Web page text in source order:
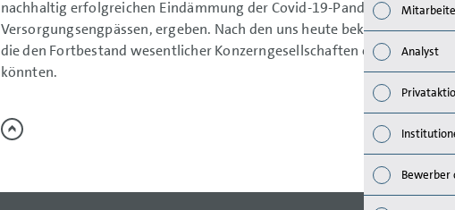
nachhaltig erfolgreichen Eindämmung der Covid-19-Pandemie
Versorgungsengpässen, ergeben. Nach den uns heute bekannten
die den Fortbestand wesentlicher Konzerngesellschaften oder des
könnten.
Analyst
Bewerber